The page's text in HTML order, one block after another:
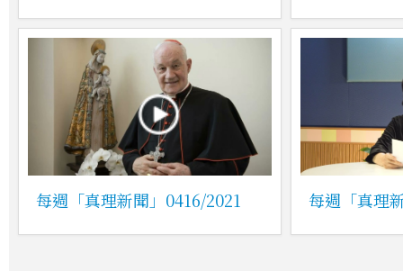
每週「真理新聞」0416/2021 每週「真理